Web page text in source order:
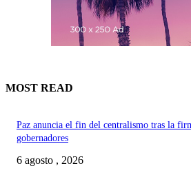
MOST READ
Paz anuncia el fin del centralismo tras la
gobernadores
6 agosto , 2026